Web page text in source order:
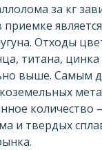
за кг
Отходы
титана,
выше. Самым
количество
и твердых